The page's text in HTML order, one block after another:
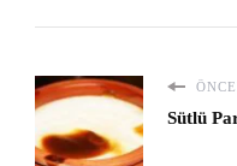
Sütlü